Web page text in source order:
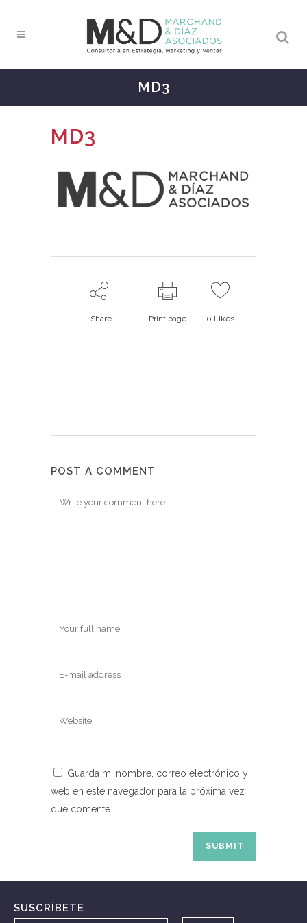
MD3
MD3
Share Print page 0 Likes
POST A COMMENT
Guarda mi nombre, correo electrónico y
web en este navegador para la próxima vez
que comente.
SUSCRÍBETE